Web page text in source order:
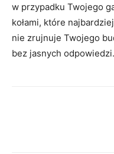
w przypadku Twojego
kołami, które
nie zrujnuje Twojego
bez jasnych